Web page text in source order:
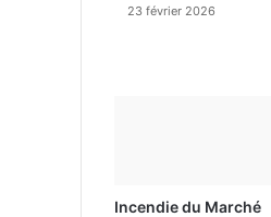
23 février 2026
Incendie du Marché